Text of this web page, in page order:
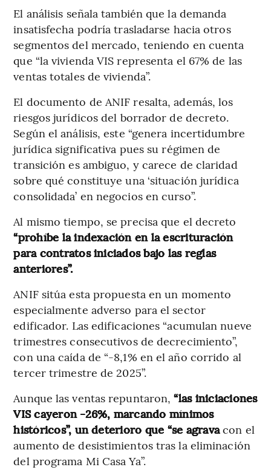
El análisis señala también que la demanda
insatisfecha podría trasladarse hacia otros
segmentos del mercado, teniendo en cuenta
que “la vivienda VIS representa el 67% de las
ventas totales de vivienda”.
El documento de ANIF resalta, además, los
riesgos jurídicos del borrador de decreto.
Según el análisis, este “genera incertidumbre
jurídica significativa pues su régimen de
transición es ambiguo, y carece de claridad
sobre qué constituye una ‘situación jurídica
consolidada’ en negocios en curso”.
Al mismo tiempo, se precisa que el decreto
“prohíbe la indexación en la escrituración
para contratos iniciados bajo las reglas
anteriores”.
ANIF sitúa esta propuesta en un momento
especialmente adverso para el sector
edificador. Las edificaciones “acumulan nueve
trimestres consecutivos de decrecimiento”,
con una caída de “-8,1% en el año corrido al
tercer trimestre de 2025”.
Aunque las ventas repuntaron,“las iniciaciones
VIS cayeron -26%, marcando mínimos
históricos”, un deterioro que “se agravacon el
aumento de desistimientos tras la eliminación
del programa Mi Casa Ya”.